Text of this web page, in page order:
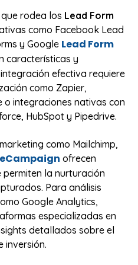
rodea los Lead Form
como Facebook Lead
y Google Lead Form
características y
efectiva requiere
como Zapier,
o integraciones nativas con
HubSpot y Pipedrive.
como Mailchimp,
ofrecen
la nurturación
Para análisis
Google Analytics,
especializadas en
detallados sobre el
inversión.